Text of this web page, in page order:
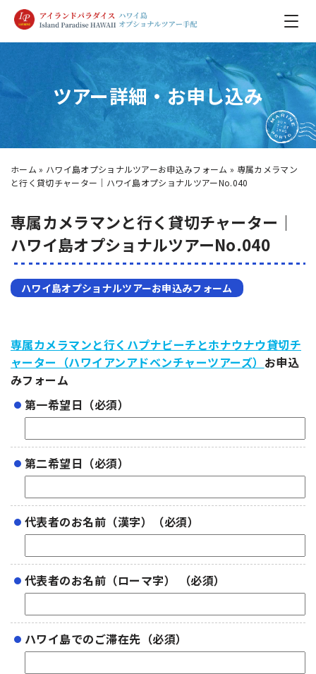
ツアー詳細・お申し込み
ホーム » ハワイ島オプショナルツアーお申込みフォーム » 専属カメラマン
と行く貸切チャーター｜ハワイ島オプショナルツアーNo.040
専属カメラマンと行く貸切チャーター｜
ハワイ島オプショナルツアーNo.040
ハワイ島オプショナルツアーお申込みフォーム
専属カメラマンと行くハプナビーチとホナウナウ貸切チ
ャーター（ハワイアンアドベンチャーツアーズ） お申込
みフォーム
第一希望日（必須）
第二希望日（必須）
代表者のお名前（漢字）（必須）
代表者のお名前（ローマ字） （必須）
ハワイ島でのご滞在先（必須）